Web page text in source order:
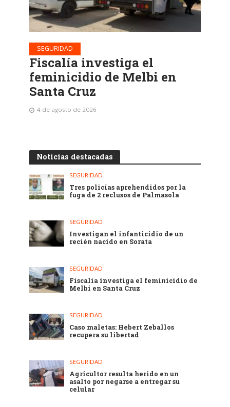
SEGURIDAD
Fiscalía investiga el
feminicidio de Melbi en
Santa Cruz
4 de agosto de 2026
Noticias destacadas
SEGURIDAD
Tres policías aprehendidos por la
fuga de 2 reclusos de Palmasola
SEGURIDAD
Investigan el infanticidio de un
recién nacido en Sorata
SEGURIDAD
Fiscalía investiga el feminicidio de
Melbi en Santa Cruz
SEGURIDAD
Caso maletas: Hebert Zeballos
recupera su libertad
SEGURIDAD
Agricultor resulta herido en un
asalto por negarse a entregar su
celular